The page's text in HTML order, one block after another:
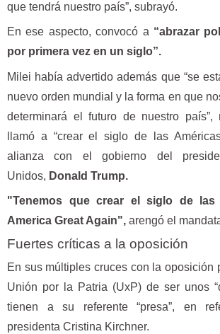
que tendrá nuestro país”, subrayó.
En ese aspecto, convocó a “abrazar
por primera vez en un siglo”.
Milei había advertido además que “se
nuevo orden mundial y la forma en que
determinará el futuro de nuestro
llamó a “crear el siglo de las
alianza con el gobierno del
Unidos, Donald Trump.
"Tenemos que crear el siglo de las
America Great Again", arengó el
Fuertes críticas a la oposición
En sus múltiples cruces con la oposición
Unión por la Patria (UxP) de ser unos
tienen a su referente “presa”, en
presidenta Cristina Kirchner.